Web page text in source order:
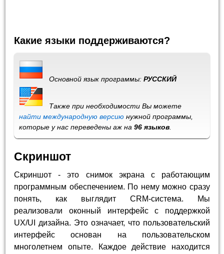
Какие языки поддерживаются?
Основной язык программы:РУССКИЙ
Также при необходимости Вы можете
найти международную версию нужной программы,
которые у нас переведены аж на96 языков
Скриншот
Скриншот - это снимок экрана с работающим
программным обеспечением. По нему можно сразу
понять, как выглядит CRM-система. Мы
реализовали оконный интерфейс с поддержкой
UX/UI дизайна. Это означает, что пользовательский
интерфейс основан на пользовательском
многолетнем опыте. Каждое действие находится